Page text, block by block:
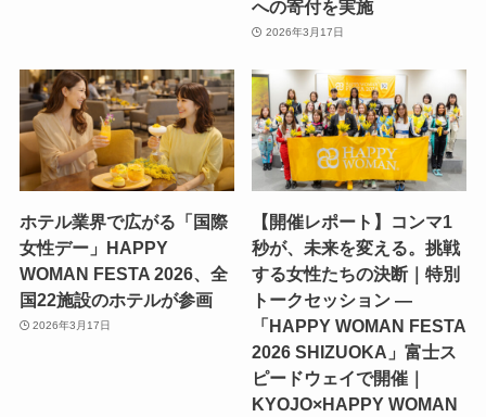
への寄付を実施
2026年3月17日
ホテル業界で広がる「国際
女性デー」HAPPY
WOMAN FESTA 2026、全
国22施設のホテルが参画
2026年3月17日
【開催レポート】コンマ1
秒が、未来を変える。挑戦
する女性たちの決断｜特別
トークセッション —
「HAPPY WOMAN FESTA
2026 SHIZUOKA」富士ス
ピードウェイで開催｜
KYOJO×HAPPY WOMAN